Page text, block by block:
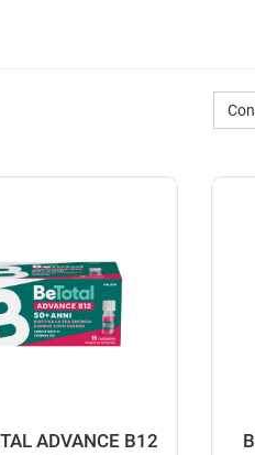
ADVANCE B12